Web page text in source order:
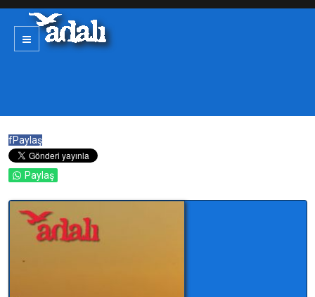
fPaylaş
Paylaş